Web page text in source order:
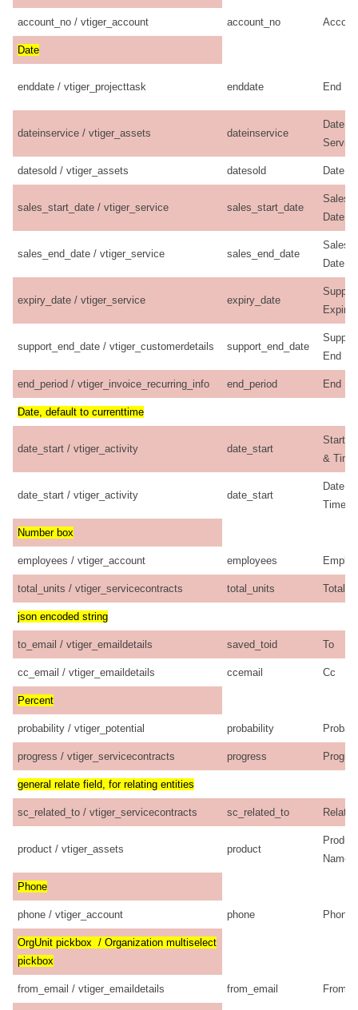
account_no / vtiger_account account_no
Date
enddate / vtiger_projecttask enddate End
dateinservice / vtiger_assets dateinservice
Date in
Service
datesold / vtiger_assets datesold Date
sales_start_date / vtiger_service sales_start_date
Sales
Date
sales_end_date / vtiger_service sales_end_date
Sales
Date
expiry_date / vtiger_service expiry_date
Support
Expiry
support_end_date / vtiger_customerdetails support_end_date
Support
End
end_period / vtiger_invoice_recurring_info end_period End
Date, default to currenttime
date_start / vtiger_activity date_start
Start
& Time
date_start / vtiger_activity date_start
Date &
Time
Number box
employees / vtiger_account employees
total_units / vtiger_servicecontracts total_units Total
json encoded string
to_email / vtiger_emaildetails saved_toid To
cc_email / vtiger_emaildetails ccemail Cc
Percent
probability / vtiger_potential probability
progress / vtiger_servicecontracts progress
general relate field, for relating entities
sc_related_to / vtiger_servicecontracts sc_related_to
product / vtiger_assets product
Product
Name
Phone
phone / vtiger_account phone Phone
OrgUnit pickbox / Organization multiselect
pickbox
from_email / vtiger_emaildetails from_email From